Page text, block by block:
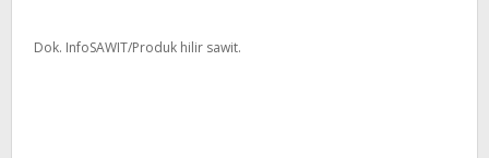
Dok. InfoSAWIT/Produk hilir sawit.